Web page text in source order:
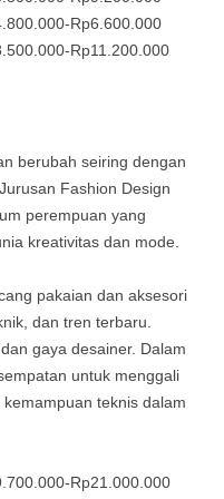
Rp6.600.000
Rp11.200.000
berubah seiring dengan
Fashion Design
perempuan yang
kreativitas dan mode.
pakaian dan aksesori
dan tren terbaru.
gaya desainer. Dalam
untuk menggali
teknis dalam
Rp21.000.000